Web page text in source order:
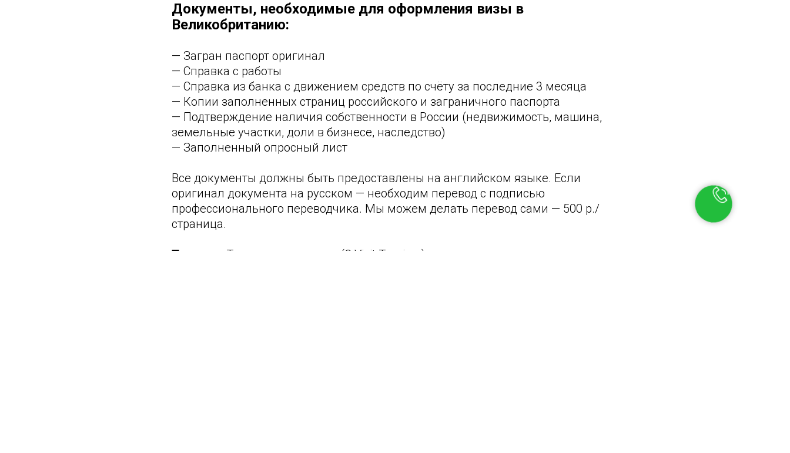
Документы, необходимые для оформления визы в
Великобританию:
— Загран паспорт оригинал
— Справка с работы
— Справка из банка с движением средств по счёту за последние 3 месяца
— Копии заполненных страниц российского и заграничного паспорта
— Подтверждение наличия собственности в России (недвижимость, машина,
земельные участки, доли в бизнесе, наследство)
— Заполненный опросный лист
Все документы должны быть предоставлены на английском языке. Если
оригинал документа на русском — необходим перевод с подписью
профессионального переводчика. Мы можем делать перевод сами — 500 р./
страница.
Тип визы
Туристическая виза (С Visit Tourism)